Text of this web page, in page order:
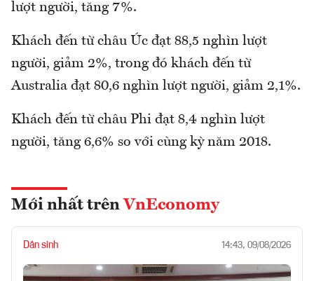
lượt người, tăng 7%.
Khách đến từ châu Úc đạt 88,5 nghìn lượt
người, giảm 2%, trong đó khách đến từ
Australia đạt 80,6 nghìn lượt người, giảm 2,1%.
Khách đến từ châu Phi đạt 8,4 nghìn lượt
người, tăng 6,6% so với cùng kỳ năm 2018.
Mới nhất trên VnEconomy
Dân sinh 14:43, 09/08/2026